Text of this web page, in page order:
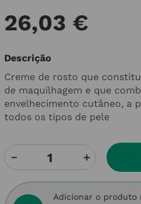
26,03 €
Descrição
Creme de rosto que
de maquilhagem e que
envelhecimento cutâneo, a
todos os tipos de pele
＋
－
Adicionar o produto